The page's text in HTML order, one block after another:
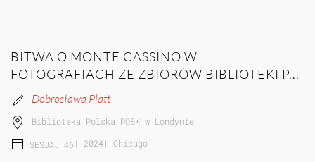
BITWA O MONTE CASSINO W
FOTOGRAFIACH ZE ZBIORÓW BIBLIOTEKI P...
Dobrosława Platt
Biblioteka Polska POSK w Londynie
SESJA: 46 | 2024| Chicago